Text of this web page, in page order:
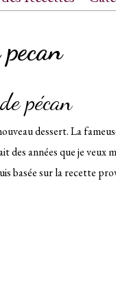
pécan
dessert. La
des années que je veux
basée sur la recette